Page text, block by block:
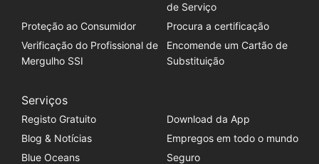
de Serviço
Proteção ao Consumidor
Procura a certificação
Verificação do Profissional de
Mergulho SSI
Encomende um Cartão de
Substituição
Serviços
Registo Gratuito
Download da App
Blog & Notícias
Empregos em todo o mundo
Blue Oceans
Seguro